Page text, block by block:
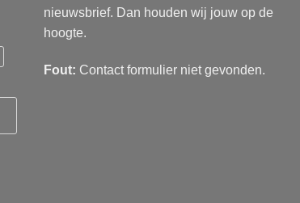
nieuwsbrief. Dan houden wij jouw op de
hoogte.
Fout: Contact formulier niet gevonden.